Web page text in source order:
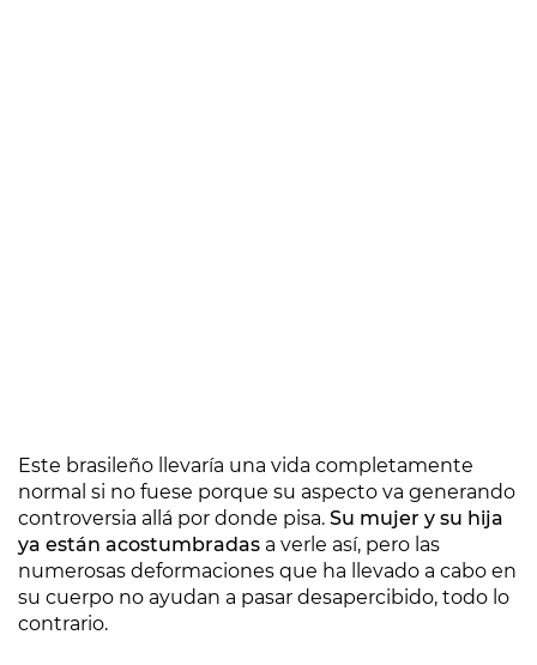
Este brasileño llevaría una vida completamente
normal si no fuese porque su aspecto va generando
controversia allá por donde pisa. Su mujer y su hija
ya están acostumbradas a verle así, pero las
numerosas deformaciones que ha llevado a cabo en
su cuerpo no ayudan a pasar desapercibido, todo lo
contrario.